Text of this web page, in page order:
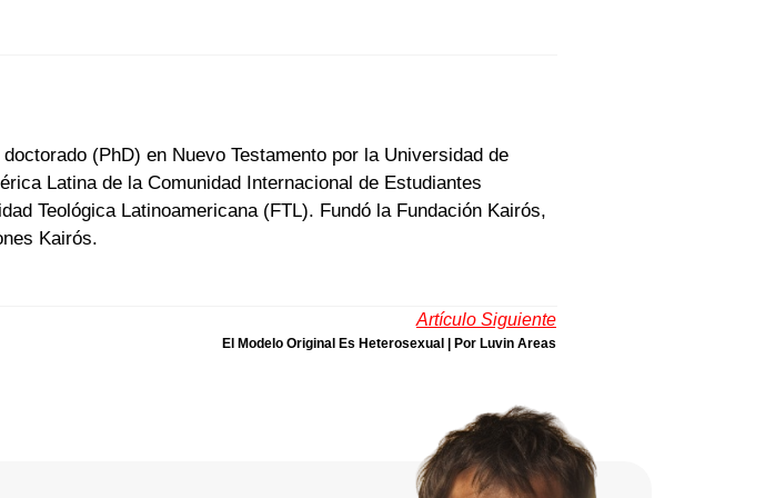
(PhD) en Nuevo Testamento por la Universidad de
Latina de la Comunidad Internacional de Estudiantes
Teológica Latinoamericana (FTL). Fundó la Fundación Kairós,
Kairós.
Artículo Siguiente
El Modelo Original Es Heterosexual | Por Luvin Areas